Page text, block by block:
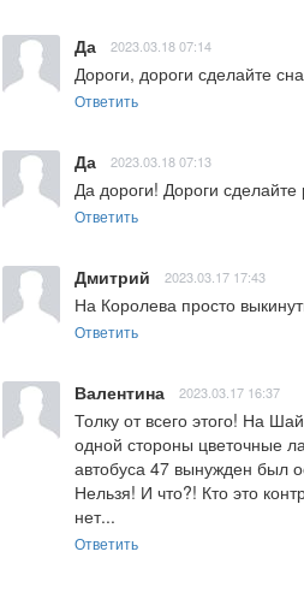
Да 2023.03.18 07:14
Дороги, дороги сделайте
Ответить
Да 2023.03.18 07:13
Да дороги! Дороги
Ответить
Дмитрий 2023.03.17 17:43
На Королева просто
Ответить
Валентина 2023.03.17 16:37
Толку от всего этого! На
одной стороны цветочные
автобуса 47 вынужден был
Нельзя! И что?! Кто это
нет...
Ответить